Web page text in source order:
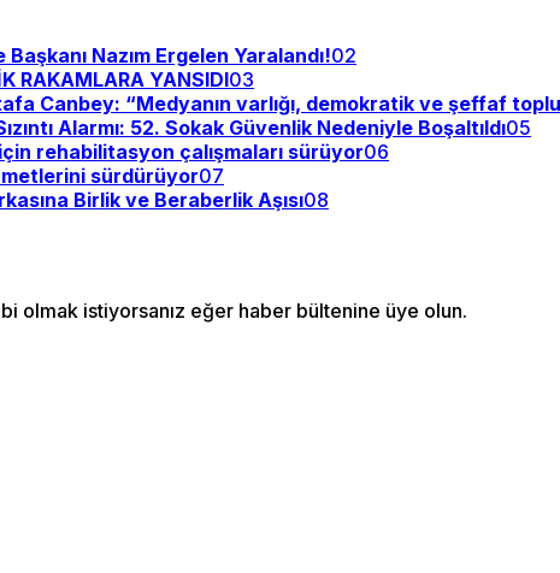
Nazım Ergelen Yaralandı!02
RAKAMLARA YANSIDI03
Canbey: “Medyanın varlığı, demokratik ve şeffaf
Alarmı: 52. Sokak Güvenlik Nedeniyle Boşaltıldı05
rehabilitasyon çalışmaları sürüyor06
sürdürüyor07
Birlik ve Beraberlik Aşısı08
olmak istiyorsanız eğer haber bültenine üye olun.